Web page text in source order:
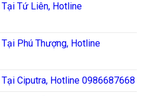
Tứ Liên, Hotline
Phú Thượng, Hotline
Ciputra, Hotline 0986687668